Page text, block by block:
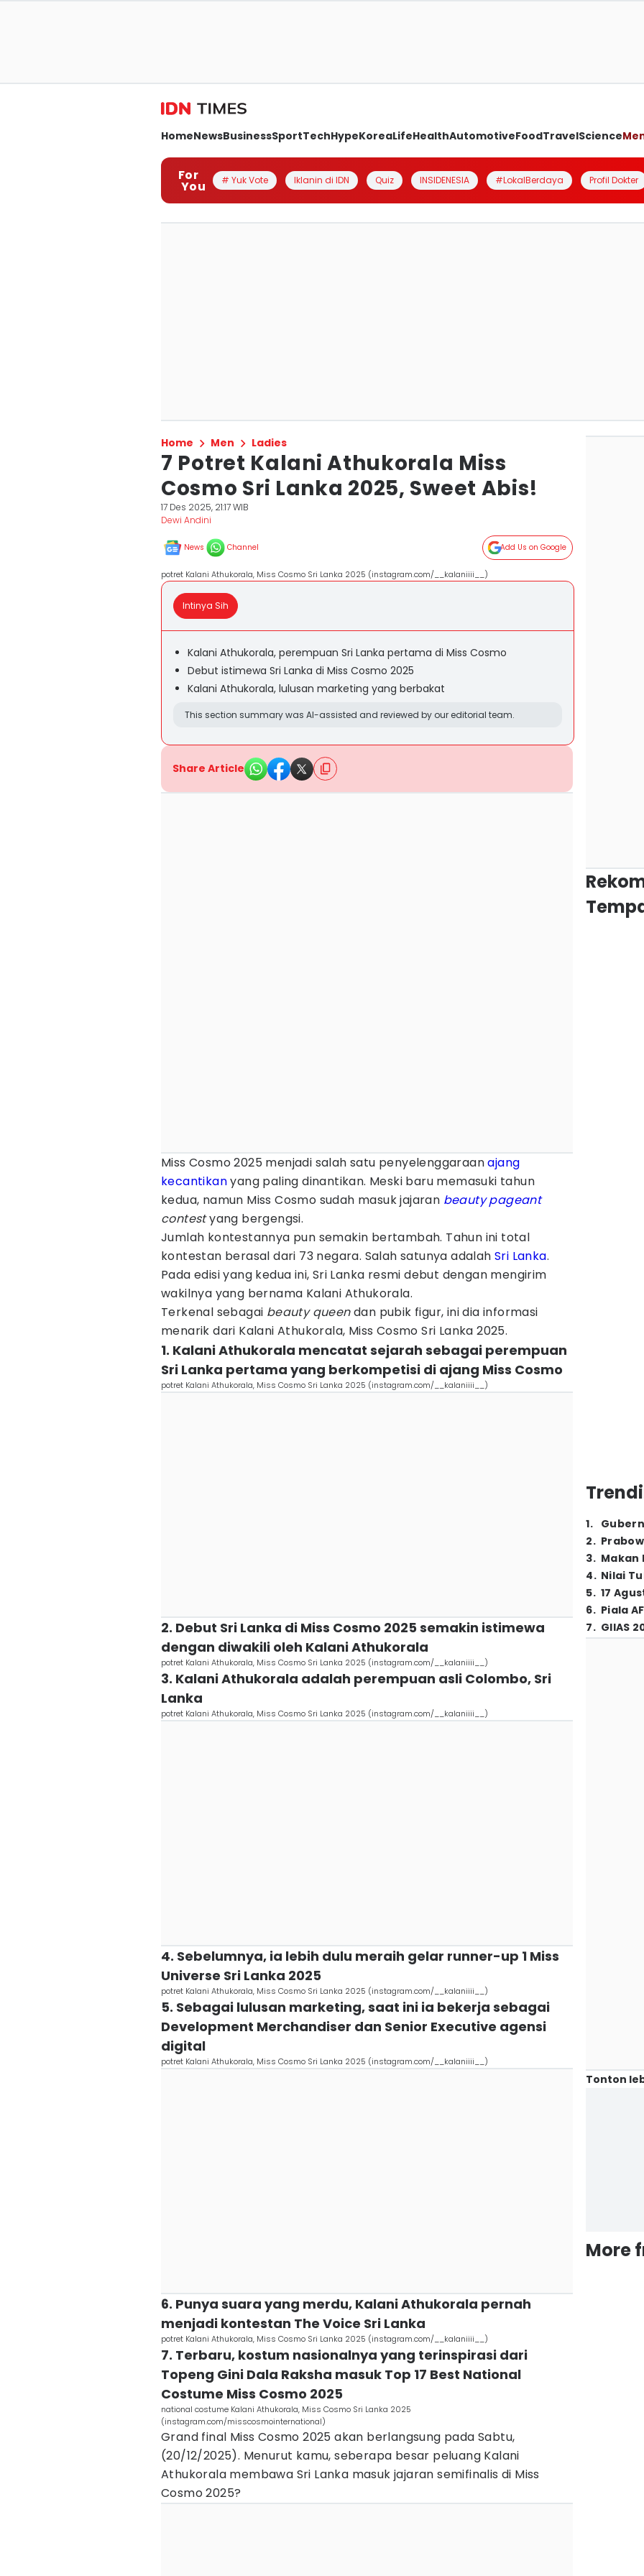
HomeNewsBusinessSportTechHypeKoreaLifeHealthAutomotiveFoodTravelScience
For
You # Yuk Vote Iklanin di IDN Quiz INSIDENESIA #LokalBerdaya Profil Dokter
Home Men Ladies
7 Potret Kalani Athukorala Miss
Cosmo Sri Lanka 2025, Sweet Abis!
17 Des 2025, 21:17 WIB
Dewi Andini
News Channel Add Us on Google
potret Kalani Athukorala, Miss Cosmo Sri Lanka 2025 (instagram.com/__kalaniiii__)
Intinya Sih
Kalani Athukorala, perempuan Sri Lanka pertama di Miss Cosmo
Debut istimewa Sri Lanka di Miss Cosmo 2025
Kalani Athukorala, lulusan marketing yang berbakat
This section summary was AI-assisted and reviewed by our editorial team.
Share Article
Miss Cosmo 2025 menjadi salah satu penyelenggaraanajang
kecantikanyang paling dinantikan. Meski baru memasuki tahun
kedua, namun Miss Cosmo sudah masuk jajaran beauty pageant
contestyang bergengsi.
Jumlah kontestannya pun semakin bertambah. Tahun ini total
kontestan berasal dari 73 negara. Salah satunya adalah Sri Lanka.
Pada edisi yang kedua ini, Sri Lanka resmi debut dengan mengirim
wakilnya yang bernama Kalani Athukorala.
Terkenal sebagai beauty queendan pubik figur, ini dia informasi
menarik dari Kalani Athukorala, Miss Cosmo Sri Lanka 2025.
1. Kalani Athukorala mencatat sejarah sebagai perempuan
Sri Lanka pertama yang berkompetisi di ajang Miss Cosmo
potret Kalani Athukorala, Miss Cosmo Sri Lanka 2025 (instagram.com/__kalaniiii__)
2. Debut Sri Lanka di Miss Cosmo 2025 semakin istimewa
dengan diwakili oleh Kalani Athukorala
potret Kalani Athukorala, Miss Cosmo Sri Lanka 2025 (instagram.com/__kalaniiii__)
3. Kalani Athukorala adalah perempuan asli Colombo, Sri
Lanka
potret Kalani Athukorala, Miss Cosmo Sri Lanka 2025 (instagram.com/__kalaniiii__)
4. Sebelumnya, ia lebih dulu meraih gelar runner-up 1 Miss
Universe Sri Lanka 2025
potret Kalani Athukorala, Miss Cosmo Sri Lanka 2025 (instagram.com/__kalaniiii__)
5. Sebagai lulusan marketing, saat ini ia bekerja sebagai
Development Merchandiser dan Senior Executive agensi
digital
potret Kalani Athukorala, Miss Cosmo Sri Lanka 2025 (instagram.com/__kalaniiii__)
6. Punya suara yang merdu, Kalani Athukorala pernah
menjadi kontestan The Voice Sri Lanka
potret Kalani Athukorala, Miss Cosmo Sri Lanka 2025 (instagram.com/__kalaniiii__)
7. Terbaru, kostum nasionalnya yang terinspirasi dari
Topeng Gini Dala Raksha masuk Top 17 Best National
Costume Miss Cosmo 2025
national costume Kalani Athukorala, Miss Cosmo Sri Lanka 2025
(instagram.com/misscosmointernational)
Grand final Miss Cosmo 2025 akan berlangsung pada Sabtu,
(20/12/2025). Menurut kamu, seberapa besar peluang Kalani
Athukorala membawa Sri Lanka masuk jajaran semifinalis di Miss
Cosmo 2025?
1.
2.
3. Makan
4. Nilai
5. 17
6. Piala
7. GIIAS
Tonton
More